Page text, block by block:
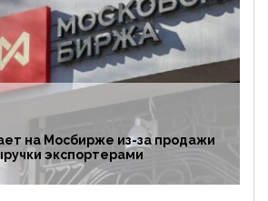
на Мосбирже из-за продажи
экспортерами